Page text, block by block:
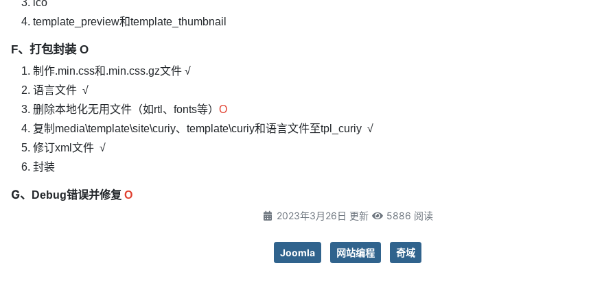
ico
template_preview和template_thumbnail
F、打包封装 O
制作.min.css和.min.css.gz文件 √
语言文件 √
删除本地化无用文件（如rtl、fonts等） O
复制media\template\site\curiy、template\curiy和语言文件至tpl_curiy √
修订xml文件 √
封装
G、 Debug错误并修复 O
2023年3月26日 更新
5886 阅读
Joomla 网站编程 奇域